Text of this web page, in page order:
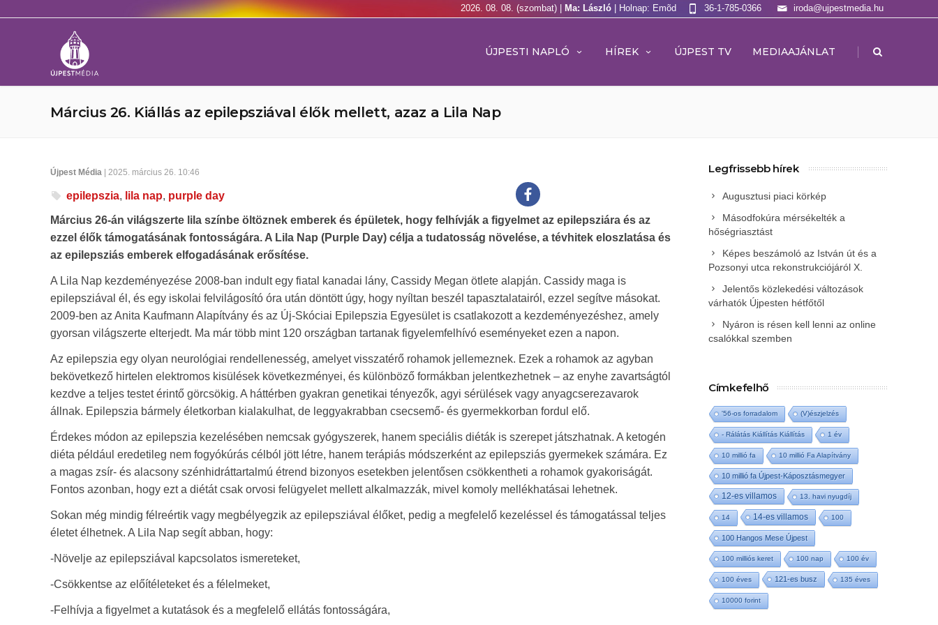
2026. 08. 08. (szombat) | Ma: László | Holnap: Emõd iroda@ujpestmedia.hu
36-1-785-0366
ÚJPESTI NAPLÓ HÍREK ÚJPEST TV MEDIAAJÁNLAT |
Március 26. Kiállás az epilepsziával élők mellett, azaz a Lila Nap
Újpest Média | 2025. március 26. 10:46
epilepszia, lila nap, purple day
Március 26-án világszerte lila színbe öltöznek emberek és épületek, hogy felhívják a figyelmet az epilepsziára és az
ezzel élők támogatásának fontosságára. A Lila Nap (Purple Day) célja a tudatosság növelése, a tévhitek eloszlatása és
az epilepsziás emberek elfogadásának erősítése.
A Lila Nap kezdeményezése 2008-ban indult egy fiatal kanadai lány, Cassidy Megan ötlete alapján. Cassidy maga is
epilepsziával él, és egy iskolai felvilágosító óra után döntött úgy, hogy nyíltan beszél tapasztalatairól, ezzel segítve másokat.
2009-ben az Anita Kaufmann Alapítvány és az Új-Skóciai Epilepszia Egyesület is csatlakozott a kezdeményezéshez, amely
gyorsan világszerte elterjedt. Ma már több mint 120 országban tartanak figyelemfelhívó eseményeket ezen a napon.
Az epilepszia egy olyan neurológiai rendellenesség, amelyet visszatérő rohamok jellemeznek. Ezek a rohamok az agyban
bekövetkező hirtelen elektromos kisülések következményei, és különböző formákban jelentkezhetnek – az enyhe zavartságtól
kezdve a teljes testet érintő görcsökig. A háttérben gyakran genetikai tényezők, agyi sérülések vagy anyagcserezavarok
állnak. Epilepszia bármely életkorban kialakulhat, de leggyakrabban csecsemő- és gyermekkorban fordul elő.
Érdekes módon az epilepszia kezelésében nemcsak gyógyszerek, hanem speciális diéták is szerepet játszhatnak. A ketogén
diéta például eredetileg nem fogyókúrás célból jött létre, hanem terápiás módszerként az epilepsziás gyermekek számára. Ez
a magas zsír- és alacsony szénhidráttartalmú étrend bizonyos esetekben jelentősen csökkentheti a rohamok gyakoriságát.
Fontos azonban, hogy ezt a diétát csak orvosi felügyelet mellett alkalmazzák, mivel komoly mellékhatásai lehetnek.
Sokan még mindig félreértik vagy megbélyegzik az epilepsziával élőket, pedig a megfelelő kezeléssel és támogatással teljes
életet élhetnek. A Lila Nap segít abban, hogy:
-Növelje az epilepsziával kapcsolatos ismereteket,
-Csökkentse az előítéleteket és a félelmeket,
-Felhívja a figyelmet a kutatások és a megfelelő ellátás fontosságára,
Legfrissebb hírek
Augusztusi piaci körkép
Másodfokúra mérsékelték a
hőségriasztást
Képes beszámoló az István út és a
Pozsonyi utca rekonstrukciójáról X.
Jelentős közlekedési változások
várhatók Újpesten hétfőtől
Nyáron is résen kell lenni az online
csalókkal szemben
Címkefelhő
'56-os forradalom (V)észjelzés
- Rálátás Kiállítás Kiállítás 1 év
10 millió fa 10 millió Fa Alapítvány
10 millió fa Újpest-Káposztásmegyer
12-es villamos 13. havi nyugdíj
14 14-es villamos 100
100 Hangos Mese Újpest
100 milliós keret 100 nap 100 év
100 éves 121-es busz 135 éves
10000 forint